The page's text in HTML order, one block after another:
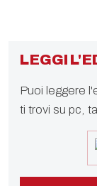
LEGGI
Puoi leggere
ti trovi su pc,